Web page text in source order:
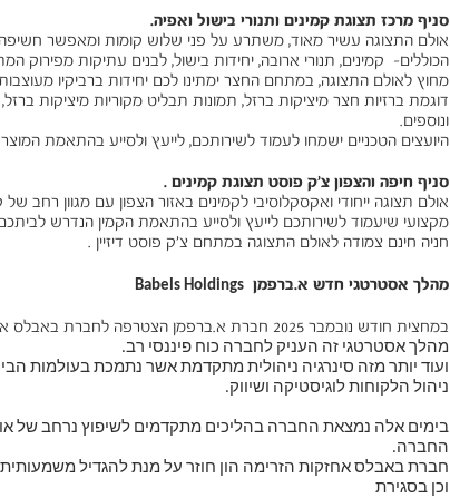
סניף מרכז תצוגת קמינים ותנורי בישול ואפיה.
אולם התצוגה עשיר מאוד, משתרע על פני שלוש קומות ומאפשר
הכוללים- קמינים, תנורי ארובה, יחידות בישול, לבנים עתיקות מפירוק
מחוץ לאולם התצוגה, במתחם החצר ימתינו לכם יחידות ברביקיו
דוגמת ברזיות חצר מיציקות ברזל, תמונות תבליט מקוריות מיציקות
ונוספים.
היועצים הטכניים ישמחו לעמוד לשירותכם, לייעץ ולסייע בהתאמת
סניף חיפה והצפון צ'ק פוסט תצוגת קמינים .
אולם תצוגה ייחודי ואקסקלוסיבי לקמינים באזור הצפון עם מגוון רחב
מקצועי שיעמוד לשירותכם לייעץ ולסייע בהתאמת הקמין הנדרש
חניה חינם צמודה לאולם התצוגה במתחם צ'ק פוסט דיזיין .
מהלך אסטרטגי חדש א.ברפמןBabels Holdings
במחצית חודש נובמבר 2025 חברת א.ברפמן הצטרפה לחברת באבלס אחזקות
מהלך אסטרטגי זה העניק לחברה כוח פיננסי רב.
ועוד יותר מזה סינרגיה ניהולית מתקדמת אשר נתמכת בעולמות
ניהול הלקוחות לוגיסטיקה ושיווק.
בימים אלה נמצאת החברה בהליכים מתקדמים לשיפוץ נרחב של
החברה.
חברת באבלס אחזקות הזרימה הון חוזר על מנת להגדיל
וכן בסגירת